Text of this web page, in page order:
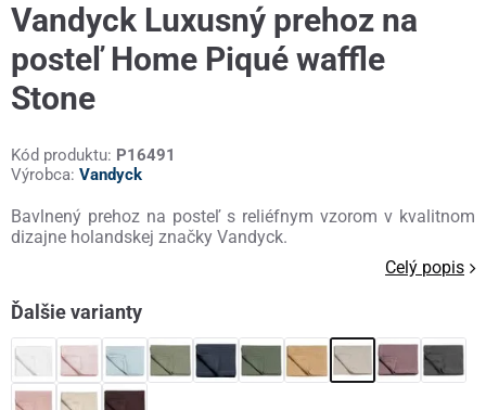
Vandyck Luxusný prehoz na
posteľ Home Piqué waffle
Stone
Kód produktu: P16491
Výrobca: Vandyck
Bavlnený prehoz na posteľ s reliéfnym vzorom v kvalitnom
dizajne holandskej značky Vandyck.
Celý popis
Ďalšie varianty